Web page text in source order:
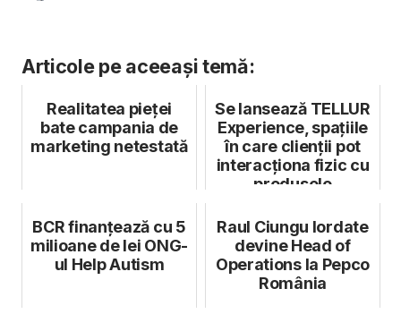
Articole pe aceeași temă:
Realitatea pieței
bate campania de
marketing netestată
Se lansează TELLUR
Experience, spațiile
în care clienții pot
interacționa fizic cu
produsele
BCR finanțează cu 5
milioane de lei ONG-
ul Help Autism
Raul Ciungu Iordate
devine Head of
Operations la Pepco
România